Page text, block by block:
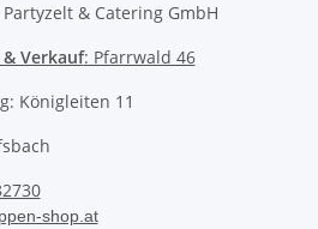
& Catering GmbH
Verkauf: Pfarrwald 46
Königleiten 11
shop.at